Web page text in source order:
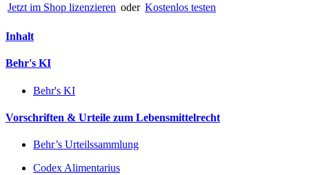
Jetzt im Shop lizenzieren oder Kostenlos testen
Inhalt
Behr's KI
Behr's KI
Vorschriften & Urteile zum Lebensmittelrecht
Behr’s Urteilssammlung
Codex Alimentarius